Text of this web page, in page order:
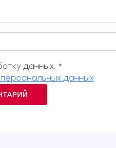
данных. *
данных